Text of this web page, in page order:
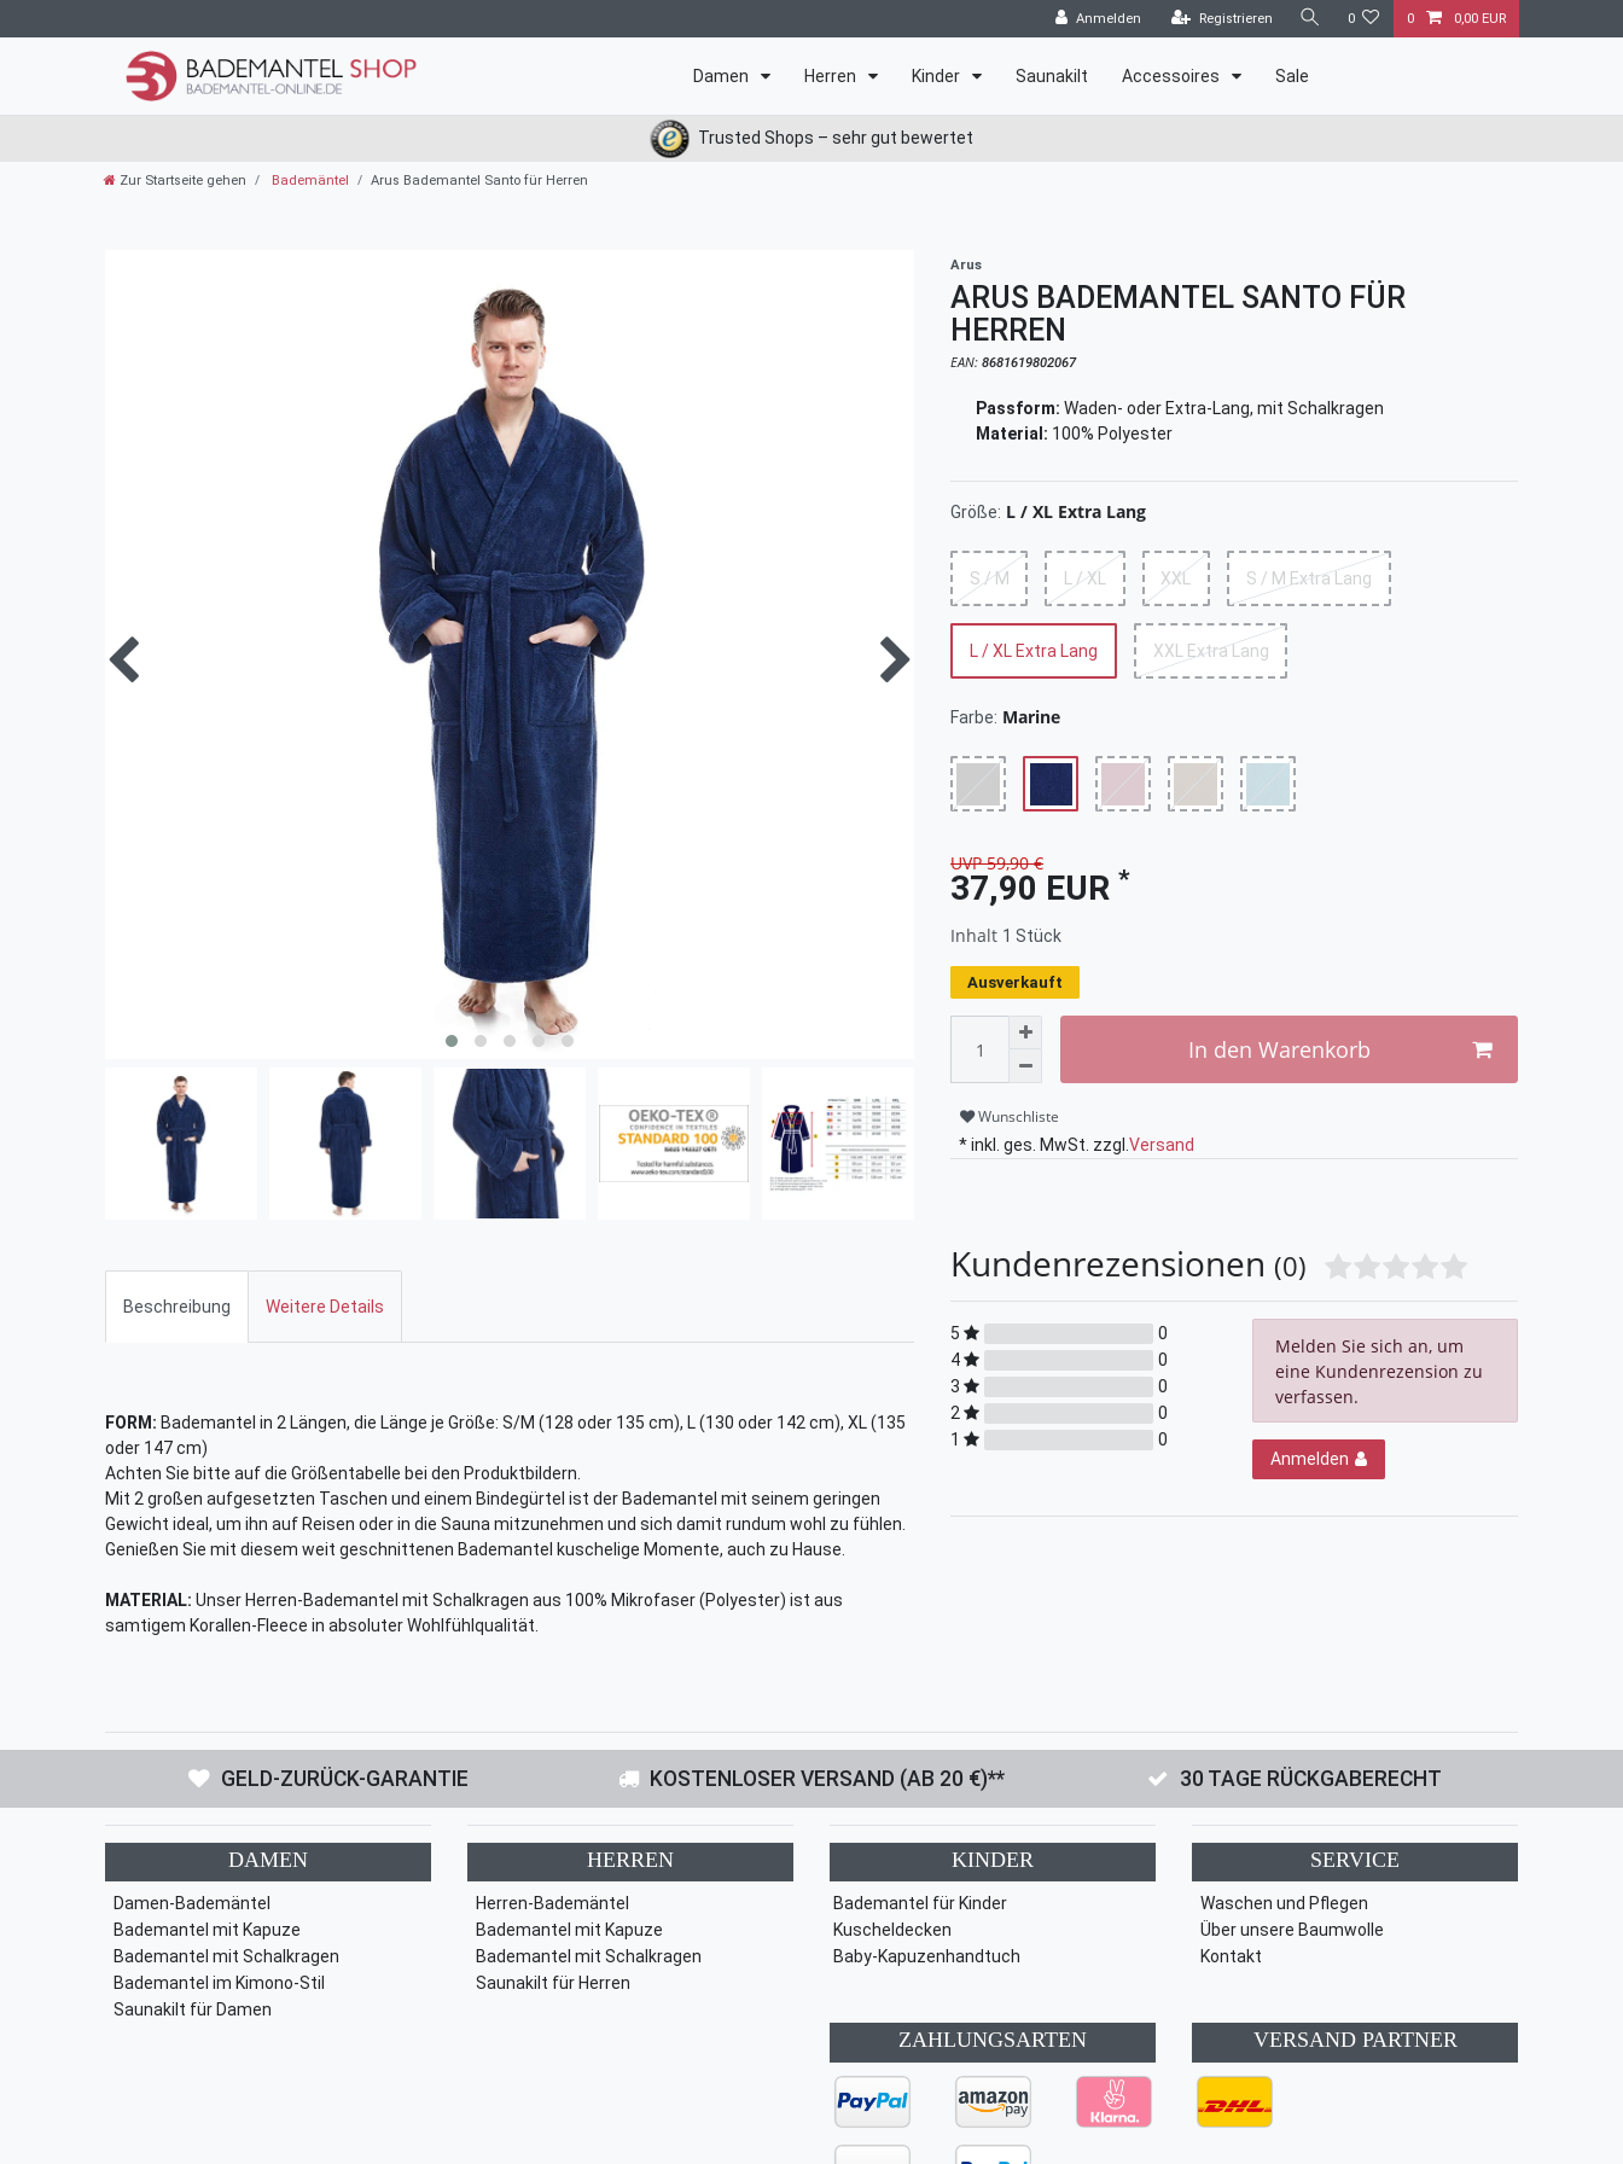
Anmelden Registrieren 0 0 0,00 EUR
Damen Herren Kinder Saunakilt Accessoires Sale
Trusted Shops – sehr gut bewertet
Zur Startseite gehen Bademäntel Arus Bademantel Santo für Herren
Arus
ARUS BADEMANTEL SANTO FÜR
HERREN
EAN: 8681619802067
Passform: Waden- oder Extra-Lang, mit Schalkragen
Material: 100% Polyester
Größe: L / XL Extra Lang
S / M L / XL XXL S / M Extra Lang
L / XL Extra Lang XXL Extra Lang
Farbe: Marine
UVP 59,90 €
37,90 EUR *
Inhalt 1 Stück
Ausverkauft
In den Warenkorb
Wunschliste
* inkl. ges. MwSt. zzgl.Versand
Beschreibung Weitere Details
FORM: Bademantel in 2 Längen, die Länge je Größe: S/M (128 oder 135 cm), L (130 oder 142 cm), XL (135
oder 147 cm)
Achten Sie bitte auf die Größentabelle bei den Produktbildern.
Mit 2 großen aufgesetzten Taschen und einem Bindegürtel ist der Bademantel mit seinem geringen
Gewicht ideal, um ihn auf Reisen oder in die Sauna mitzunehmen und sich damit rundum wohl zu fühlen.
Genießen Sie mit diesem weit geschnittenen Bademantel kuschelige Momente, auch zu Hause.
MATERIAL: Unser Herren-Bademantel mit Schalkragen aus 100% Mikrofaser (Polyester) ist aus
samtigem Korallen-Fleece in absoluter Wohlfühlqualität.
Kundenrezensionen (0)
5
0
4
0
3
0
2
0
1
0
Melden Sie sich an, um
eine Kundenrezension zu
verfassen.
Anmelden
GELD-ZURÜCK-GARANTIE KOSTENLOSER VERSAND (AB 20 €)** 30 TAGE RÜCKGABERECHT
DAMEN
Damen-Bademäntel
Bademantel mit Kapuze
Bademantel mit Schalkragen
Bademantel im Kimono-Stil
Saunakilt für Damen
HERREN
Herren-Bademäntel
Bademantel mit Kapuze
Bademantel mit Schalkragen
Saunakilt für Herren
KINDER
Bademantel für Kinder
Kuscheldecken
Baby-Kapuzenhandtuch
SERVICE
Waschen und Pflegen
Über unsere Baumwolle
Kontakt
ZAHLUNGSARTEN VERSAND PARTNER